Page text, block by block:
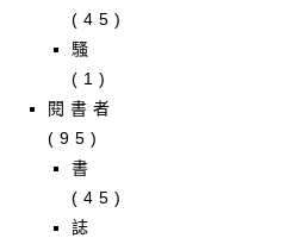
(45)
騷
(1)
閱書者
(95)
書
(45)
誌